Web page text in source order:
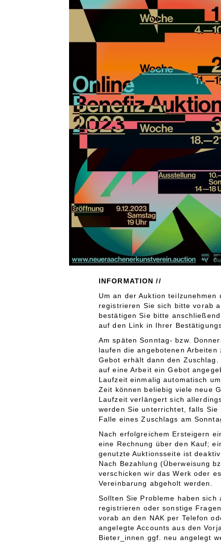
INFORMATION //
Um an der Auktion teilzunehmen
registrieren Sie sich bitte vorab
bestätigen Sie bitte
auf den Link in Ihrer
Am späten Sonntag- bzw.
laufen die angebotenen
Gebot erhält dann den
auf eine Arbeit ein Gebot
Laufzeit einmalig automatisch
Zeit können beliebig viele neue
Laufzeit verlängert sich
werden Sie unterrichtet, falls
Falle eines Zuschlags am
Nach erfolgreichem Ersteigern
eine Rechnung über den Kauf;
genutzte Auktionsseite ist
Nach Bezahlung (Überweisung
verschicken wir das Werk oder
Vereinbarung abgeholt werden.
Sollten Sie Probleme haben sich
registrieren oder sonstige
vorab an den NAK per Telefon
angelegte Accounts aus den
Bieter_innen ggf. neu angelegt